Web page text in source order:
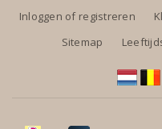
Inloggen of registreren
Sitemap